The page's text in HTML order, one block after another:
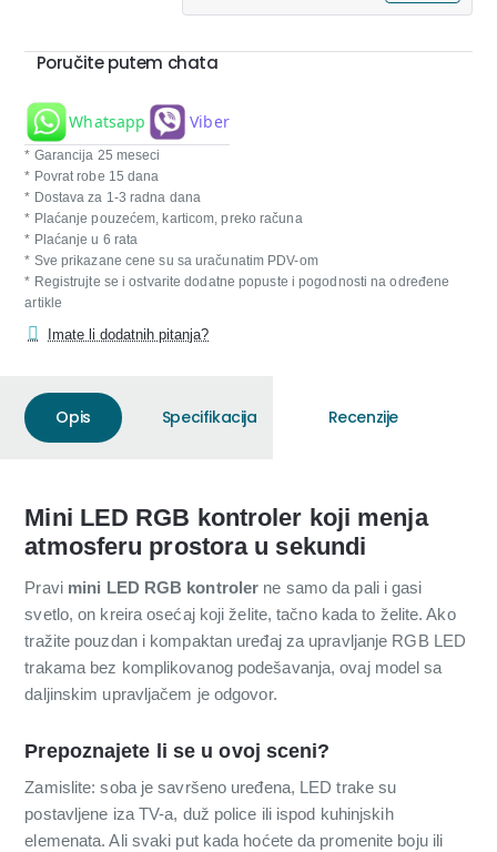
Poručite putem chata
Whatsapp Viber
* Garancija 25 meseci
* Povrat robe 15 dana
* Dostava za 1-3 radna dana
* Plaćanje pouzećem, karticom, preko računa
* Plaćanje u 6 rata
* Sve prikazane cene su sa uračunatim PDV-om
* Registrujte se i ostvarite dodatne popuste i pogodnosti na određene
artikle
Imate li dodatnih pitanja?
Opis Specifikacija Recenzije
Mini LED RGB kontroler koji menja
atmosferu prostora u sekundi
Pravi mini LED RGB kontroler ne samo da pali i gasi
svetlo, on kreira osećaj koji želite, tačno kada to želite. Ako
tražite pouzdan i kompaktan uređaj za upravljanje RGB LED
trakama bez komplikovanog podešavanja, ovaj model sa
daljinskim upravljačem je odgovor.
Prepoznajete li se u ovoj sceni?
Zamislite: soba je savršeno uređena, LED trake su
postavljene iza TV-a, duž police ili ispod kuhinjskih
elemenata. Ali svaki put kada hoćete da promenite boju ili